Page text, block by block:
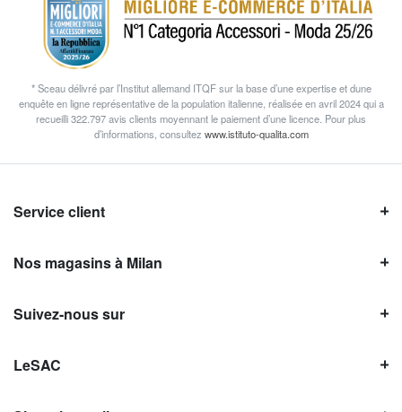
* Sceau délivré par l’Institut allemand ITQF sur la base d’une expertise et dune
enquête en ligne représentative de la population italienne, réalisée en avril 2024 qui a
recueilli 322.797 avis clients moyennant le paiement d’une licence. Pour plus
d’informations, consultez www.istituto-qualita.com
Service client
Nos magasins à Milan
Suivez-nous sur
LeSAC